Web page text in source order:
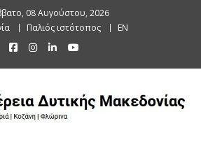
08 Αυγούστου, 2026
Παλιός ιστότοπος EN